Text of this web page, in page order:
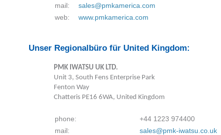
mail:
sales@pmkamerica.com
web:
www.pmkamerica.com
Unser Regionalbüro für United Kingdom:
PMK IWATSU UK LTD.
Unit 3, South Fens Enterprise Park
Fenton Way
Chatteris PE16 6WA, United Kingdom
phone:
+44 1223 974400
mail:
sales@pmk-iwatsu.co.uk